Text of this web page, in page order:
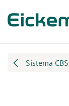
Sistema CBS